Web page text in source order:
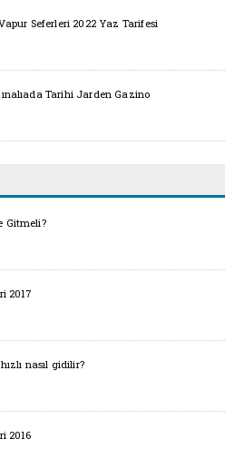
Seferleri 2022 Yaz Tarifesi
Tarihi Jarden Gazino
Gitmeli?
2017
nasıl gidilir?
2016